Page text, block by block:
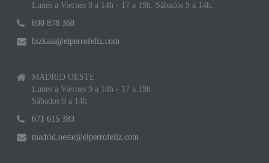
Lunes a Viernes 9 a 14h - 17 a 19h. Sábados 9 a 14h.
690 878 368
bizkaia@elperrofeliz.com
MADRID OESTE
Lunes a Viernes 9 a 14h - 17 a 19h
Sábados 9 a 14h
671 615 383
madrid.oeste@elperrofeliz.com